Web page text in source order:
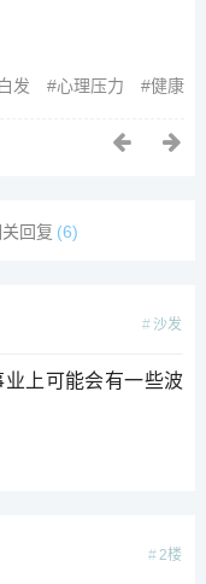
白发 心理压力 健康
回复 (6)
沙发
上可能会有一些波
2楼